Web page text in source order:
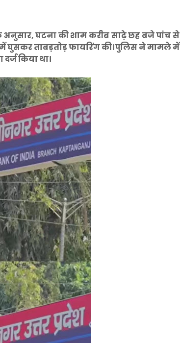
अनुसार, घटना की शाम करीब साढ़े छह बजे पांच से
घुसकर ताबड़तोड़ फायरिंग की।पुलिस ने मामले में
किया था।